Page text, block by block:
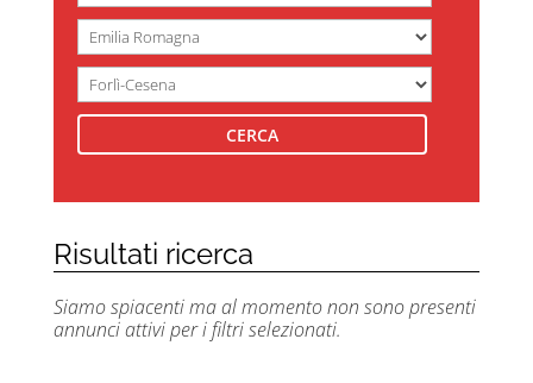
Risultati ricerca
Siamo spiacenti ma al momento non sono presenti
annunci attivi per i filtri selezionati.